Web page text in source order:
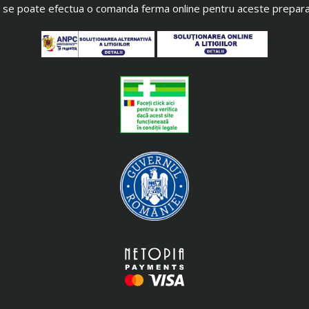
se poate efectua o comanda ferma online pentru aceste